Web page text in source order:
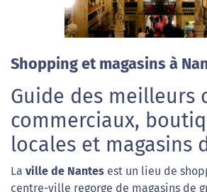
Shopping et magasins à
Guide des meilleurs
commerciaux,
locales et magasins
La ville de Nantes est un lieu de
centre-ville regorge de magasins de